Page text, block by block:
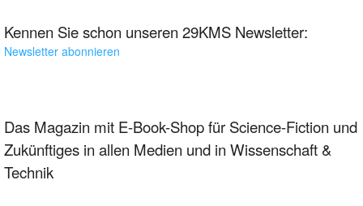
Kennen Sie schon unseren 29KMS Newsletter:
Newsletter abonnieren
Das Magazin mit E-Book-Shop für Science-Fiction und
Zukünftiges in allen Medien und in Wissenschaft &
Technik